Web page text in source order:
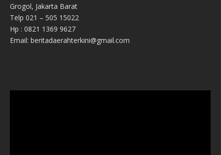
Grogol, Jakarta Barat
Telp 021 – 505 15022
Hp : 0821 1369 9627
Email: beritadaerahterkini@gmail.com